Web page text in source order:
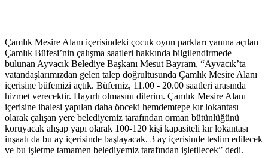
Çamlık Mesire Alanı içerisindeki çocuk oyun parkları yanına açılan
Çamlık Büfesi’nin çalışma saatleri hakkında bilgilendirmede
bulunan Ayvacık Belediye Başkanı Mesut Bayram, “Ayvacık’ta
vatandaşlarımızdan gelen talep doğrultusunda Çamlık Mesire Alanı
içerisine büfemizi açtık. Büfemiz, 11.00 - 20.00 saatleri arasında
hizmet verecektir. Hayırlı olmasını dilerim. Çamlık Mesire Alanı
içerisine ihalesi yapılan daha önceki hemdemtepe kır lokantası
olarak çalışan yere belediyemiz tarafından orman bütünlüğünü
koruyacak ahşap yapı olarak 100-120 kişi kapasiteli kır lokantası
inşaatı da bu ay içerisinde başlayacak. 3 ay içerisinde teslim edilecek
ve bu işletme tamamen belediyemiz tarafından işletilecek” dedi.